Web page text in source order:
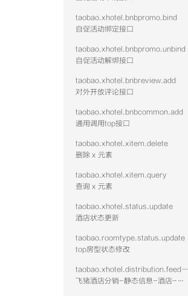
taobao.xhotel.bnbpromo.bind
自促活动绑定接口
taobao.xhotel.bnbpromo.unbind
自促活动解绑接口
taobao.xhotel.bnbreview.add
对外开放评论接口
taobao.xhotel.bnbcommon.add
通用调用top接口
taobao.xhotel.xitem.delete
删除 x 元素
taobao.xhotel.xitem.query
查询 x 元素
taobao.xhotel.status.update
酒店状态更新
taobao.roomtype.status.update
top房型状态修改
taobao.xhotel.distribution.feed.hotel.query
飞猪酒店分销-静态信息-酒店-查询